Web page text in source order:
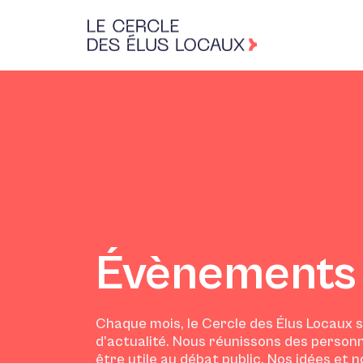
Évènements
Chaque mois, le Cercle des Élus Locaux
d’actualité. Nous réunissons des
être utile au débat public. Nos idées et